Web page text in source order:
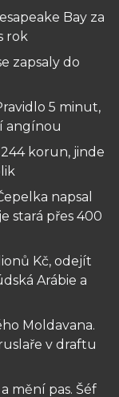
Bay za
rok
zapsaly do
5 minut,
angínou
korun, jinde
napsal
stará přes 400
Kč, odejít
Arábie a
Moldavana.
v draftu
mění pas. Šéf